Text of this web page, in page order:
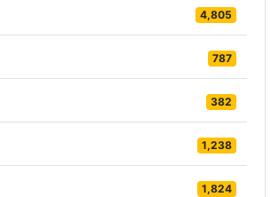
4,805
787
382
1,238
1,824